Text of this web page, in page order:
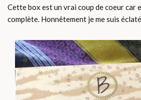
Cette box est un vrai coup de coeur car
complète. Honnêtement je me suis